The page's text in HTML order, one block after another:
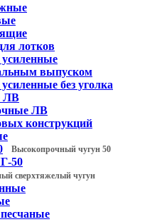
лотков
выпуском
без уголка
ЛВ
ЛВ
конструкций
Высокопрочный чугун 50
50
сверхтяжелый чугун